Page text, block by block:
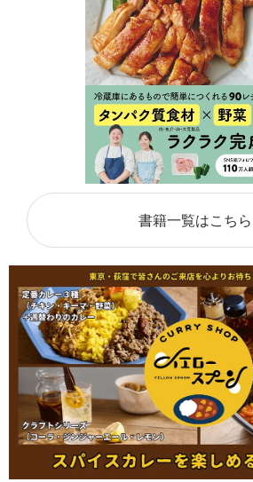
書籍一覧はこちら